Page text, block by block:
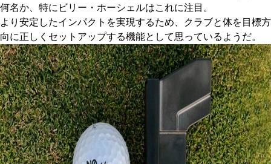
何名か、特にビリー・ホーシェルはこれに注目。
より安定したインパクトを実現するため、クラブと体を目標方
向に正しくセットアップする機能として思っているようだ。